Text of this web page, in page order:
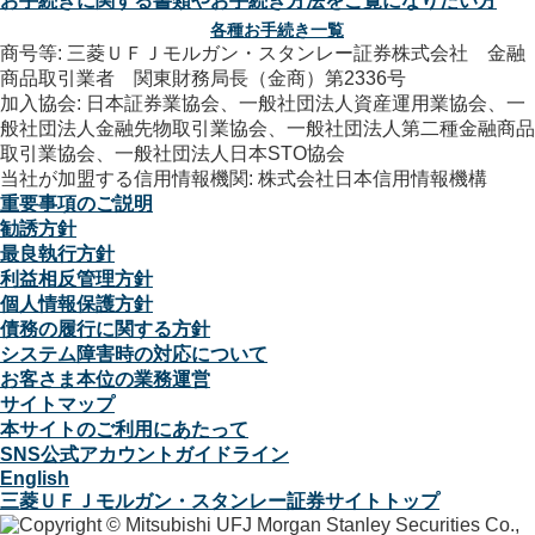
各種お手続き一覧
商号等: 三菱ＵＦＪモルガン・スタンレー証券株式会社 金融
商品取引業者 関東財務局長（金商）第2336号
加入協会: 日本証券業協会、一般社団法人資産運用業協会、一
般社団法人金融先物取引業協会、一般社団法人第二種金融商品
取引業協会、一般社団法人日本STO協会
当社が加盟する信用情報機関: 株式会社日本信用情報機構
重要事項のご説明
勧誘方針
最良執行方針
利益相反管理方針
個人情報保護方針
債務の履行に関する方針
システム障害時の対応について
お客さま本位の業務運営
サイトマップ
本サイトのご利用にあたって
SNS公式アカウントガイドライン
English
三菱ＵＦＪモルガン・スタンレー証券サイトトップ